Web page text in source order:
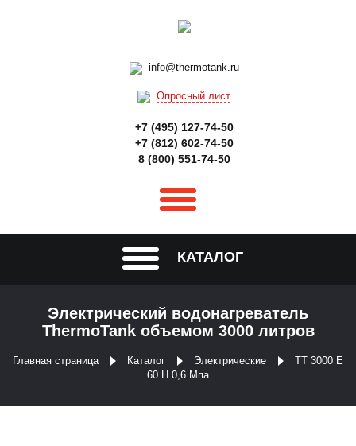
info@thermotank.ru
Опросный лист
+7 (495) 127-74-50
+7 (812) 602-74-50
8 (800) 551-74-50
КАТАЛОГ
Электрический водонагреватель
ThermoTank объемом 3000 литров
Главная страница Каталог Электрические
ТТ 3000 E
60 Н 0,6 Мпа